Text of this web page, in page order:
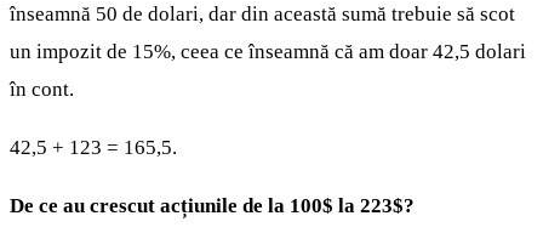
înseamnă 50 de dolari, dar din această sumă trebuie să scot
un impozit de 15%, ceea ce înseamnă că am doar 42,5 dolari
în cont.
42,5 + 123 = 165,5.
De ce au crescut acțiunile de la 100$ la 223$?